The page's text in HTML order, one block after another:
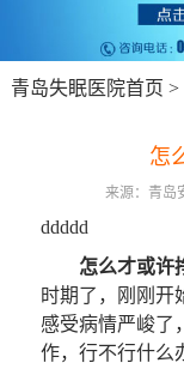
青岛失眠医院首页 >
怎
来源：青岛
ddddd
怎么才或许
时期了，刚刚开
感受病情严峻了
作，行不行什么